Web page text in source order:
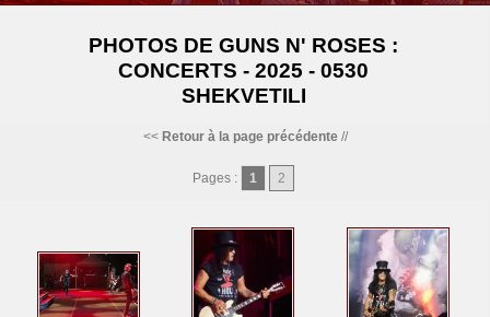
PHOTOS DE GUNS N' ROSES :
CONCERTS - 2025 - 0530
SHEKVETILI
<< Retour à la page précédente//
Pages : 1 2